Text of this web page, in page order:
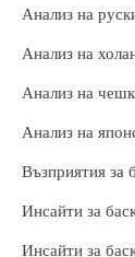
Анализ на
Анализ на
Анализ на
Анализ на
Възприятия за
Инсайти за
Инсайти за